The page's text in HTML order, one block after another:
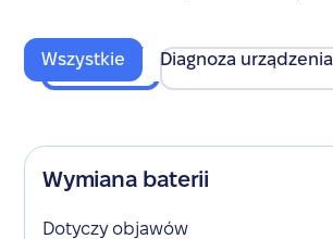
Wszystkie Diagnoza urządzenia
Wymiana baterii
Dotyczy objawów